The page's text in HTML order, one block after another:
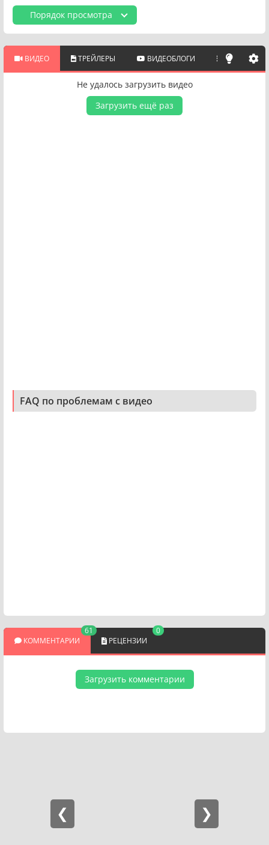
Порядок просмотра
ВИДЕО ТРЕЙЛЕРЫ ВИДЕОБЛОГИ ПОХОЖИЕ
Не удалось загрузить видео
Загрузить ещё раз
FAQ по проблемам с видео
КОММЕНТАРИИ
61
РЕЦЕНЗИИ
0
Загрузить комментарии